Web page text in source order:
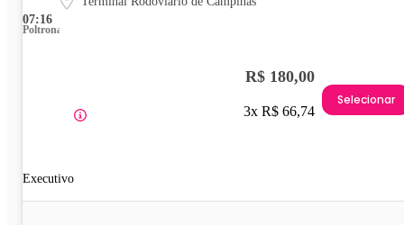
07:16
Poltrona
Executivo
R$ 180,00
3x R$ 66,74
Selecionar